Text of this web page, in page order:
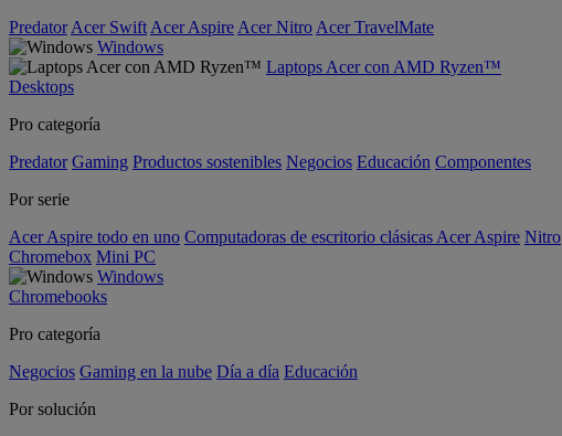
Predator Acer Swift Acer Aspire Acer Nitro Acer TravelMate
Windows
Laptops Acer con AMD Ryzen™
Desktops
Pro categoría
Predator Gaming Productos sostenibles Negocios Educación Componentes
Por serie
Acer Aspire todo en uno Computadoras de escritorio clásicas Acer Aspire Nitro
Chromebox Mini PC
Windows
Chromebooks
Pro categoría
Negocios Gaming en la nube Día a día Educación
Por solución